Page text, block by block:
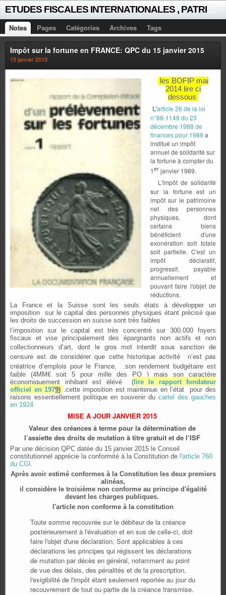
Notes Pages Catégories Archives Tags
Impôt sur la fortune en FRANCE: QPC du 15 janvier 2015
15 janvier 2015
les BOFIP mai
2014 lire ci
dessous
L'article 26 de la loi
n°88-1149 du 23
décembre 1988 de
finances pour 1989 a
institué un impôt
annuel de solidarité sur
la fortune à compter du
1er janvier 1989.
L'impôt de solidarité
sur la fortune est un
impôt sur le patrimoine
net des personnes
physiques, dont
certains biens
bénéficient d'une
exonération soit totale
soit partielle. C'est un
impôt déclaratif,
progressif, payable
annuellement et
pouvant faire l'objet de
réductions.
La France et la Suisse sont les seuls états à développer un
imposition sur le capital des personnes physiques étant précisé que
les droits de succession en suisse sont très faibles
l’imposition sur le capital est très concentré sur 300.000 foyers
fiscaux et vise principalement des épargnants non actifs et non
collectionneurs d’art, dont le gros mot interdit sous sanction de
censure est de considérer que cette historique activité n’est pas
créatrice d’emplois pour le France,
.son rendement budgétaire est
faible (4MM€ soit 5 pour mille des PO ) mais son caractère
économiquement inhibant est élévé (lire le rapport fondateur
officiel en 1979) .cette imposition est maintenue en l’état pour des
raisons essentiellement politique en souvenir du cartel des gauches
en 1924
MISE A JOUR JANVIER 2015
Valeur des créances à terme pour la détermination de
l’assiette des droits de mutation à titre gratuit et de l’ISF
Par une décision QPC datée du 15 janvier 2015 le Conseil
constitutionnel apprécie la conformité à la Constitution de l'article 760
du CGI.
Après avoir estimé conformes à la Constitution les deux premiers
alinéas,
il considère le troisième non conforme au principe d'égalité
devant les charges publiques.
l'article non conforme à la constitution
Toute somme recouvrée sur le débiteur de la créance
postérieurement à l'évaluation et en sus de celle-ci, doit
faire l'objet d'une déclaration. Sont applicables à ces
déclarations les principes qui régissent les déclarations
de mutation par décès en général, notamment au point
de vue des délais, des pénalités et de la prescription,
l'exigibilité de l'impôt étant seulement reportée au jour du
recouvrement de tout ou partie de la créance transmise.